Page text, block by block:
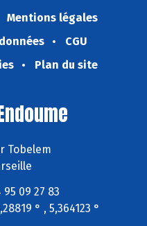
Mentions légales
CGU
Plan du site
Tobelem
09 27 83
° , 5,364123 °